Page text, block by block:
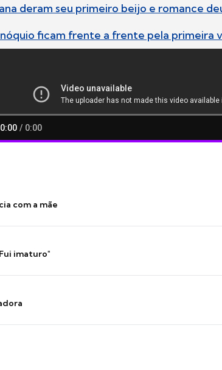
deram seu primeiro beijo e romance
ficam frente a frente pela primeira
com a mãe
imaturo"